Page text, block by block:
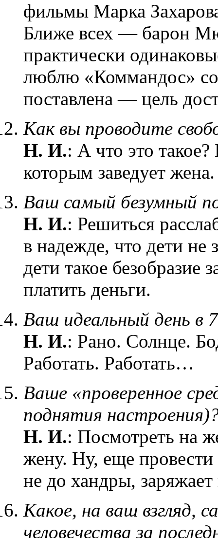
фильмы Марка
Ближе всех — барон
практически
люблю «Коммандос»
поставлена — цель
Как вы проводите
Н. И.: А что это
которым заведует
Ваш самый безумный
Н. И.: Решиться
в надежде, что дети не
дети такое безобразие
платить деньги.
Ваш идеальный день в
Н. И.: Рано. Солнце.
Работать. Работать…
Ваше «проверенное
поднятия
Н. И.: Посмотреть на
жену. Ну, еще
не до хандры, заряжает
Какое, на ваш взгляд,
человечества за